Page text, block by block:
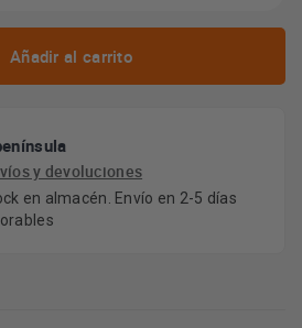
Añadir al carrito
y devoluciones
en almacén. Envío en 2-5 días